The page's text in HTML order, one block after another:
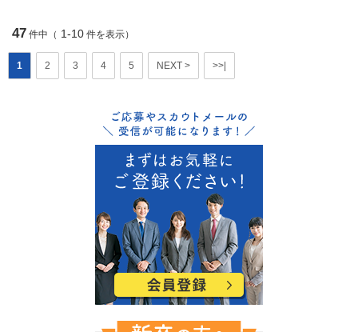
47 件中（ 1-10 件を表示）
1 2 3 4 5 NEXT > >>|